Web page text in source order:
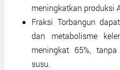
meningkatkan produksi
Fraksi Torbangun
dan metabolisme
meningkat 65%,
susu.